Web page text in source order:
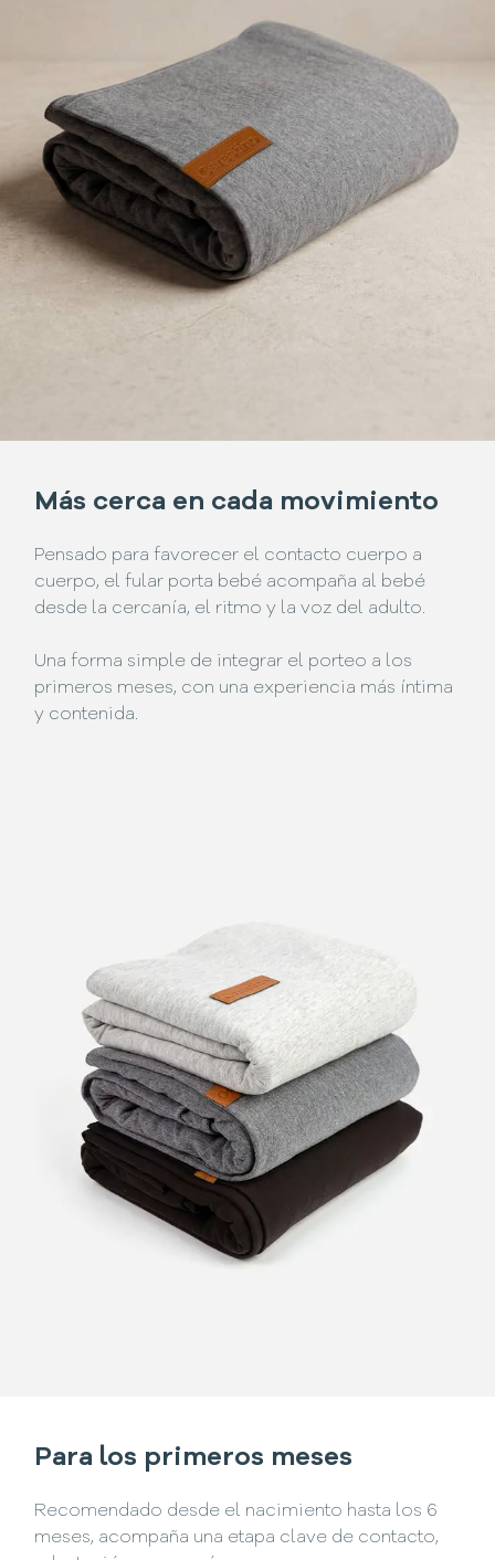
Más cerca en cada movimiento
Pensado para favorecer el contacto cuerpo a
cuerpo, el fular porta bebé acompaña al bebé
desde la cercanía, el ritmo y la voz del adulto.
Una forma simple de integrar el porteo a los
primeros meses, con una experiencia más íntima
y contenida.
Para los primeros meses
Recomendado desde el nacimiento hasta los 6
meses, acompaña una etapa clave de contacto,